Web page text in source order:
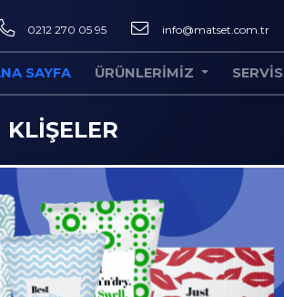
0212 270 05 95 info@matset.com.tr
SAYFA ÜRÜNLERIMIZ SERVIS